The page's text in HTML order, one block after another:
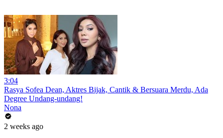
3:04
Rasya Sofea Dean, Aktres Bijak, Cantik & Bersuara Merdu, Ada
Degree Undang-undang!
Nona
2 weeks ago